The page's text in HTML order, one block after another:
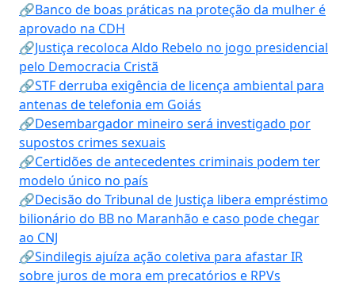
🔗Banco de boas práticas na proteção da mulher é
aprovado na CDH
🔗Justiça recoloca Aldo Rebelo no jogo presidencial
pelo Democracia Cristã
🔗STF derruba exigência de licença ambiental para
antenas de telefonia em Goiás
🔗Desembargador mineiro será investigado por
supostos crimes sexuais
🔗Certidões de antecedentes criminais podem ter
modelo único no país
🔗Decisão do Tribunal de Justiça libera empréstimo
bilionário do BB no Maranhão e caso pode chegar
ao CNJ
🔗Sindilegis ajuíza ação coletiva para afastar IR
sobre juros de mora em precatórios e RPVs